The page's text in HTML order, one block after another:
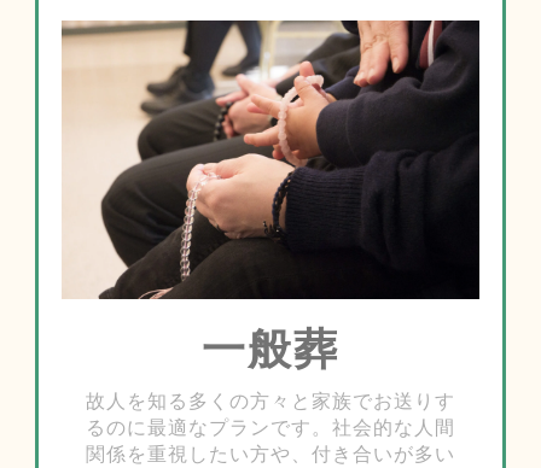
一般葬
故人を知る多くの方々と家族でお送りす
るのに最適なプランです。社会的な人間
関係を重視したい方や、付き合いが多い